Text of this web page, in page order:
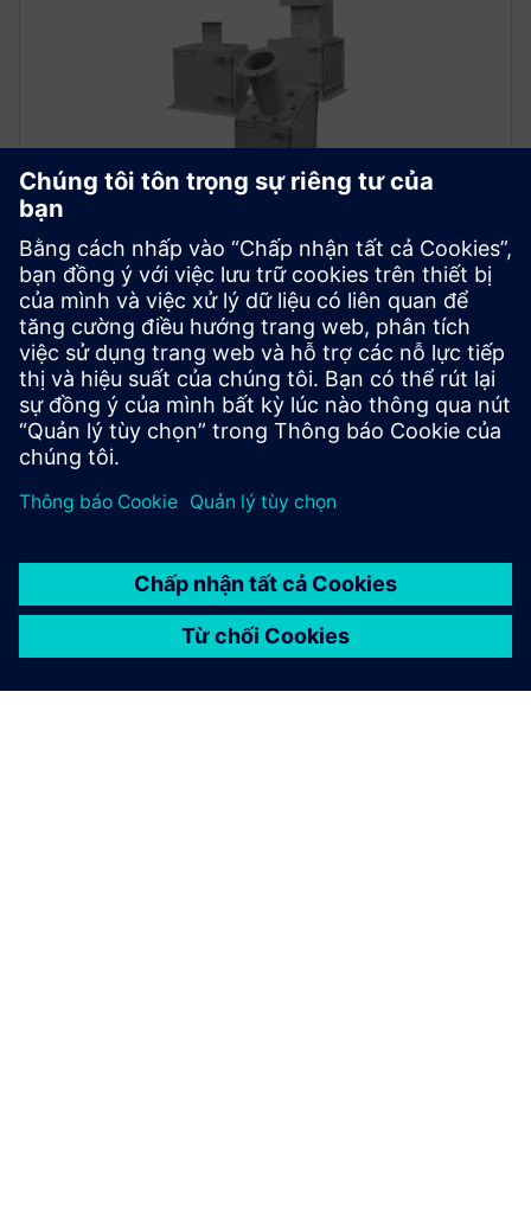
Solids flowmeters
Tìm lưu lượng kế chất rắn ít bảo trì thích hợp cho bất
kỳ ứng dụng nào bạn cần liên quan đến việc đo liên tục
thông lượng của vật liệu rời, bột và hạt chảy tự do.